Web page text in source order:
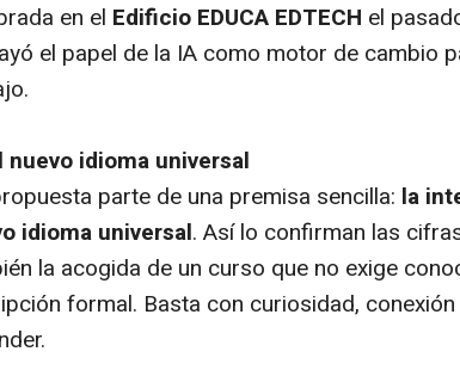
en el Edificio EDUCA EDTECH el
el papel de la IA como motor de cambio
nuevo idioma universal
parte de una premisa sencilla: la
idioma universal. Así lo confirman las
la acogida de un curso que no exige
formal. Basta con curiosidad,